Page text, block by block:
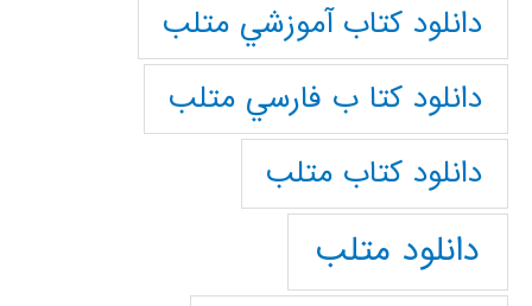
دانلود كتاب آموزشي متلب
دانلود كتا ب فارسي متلب
دانلود كتاب متلب
دانلود متلب